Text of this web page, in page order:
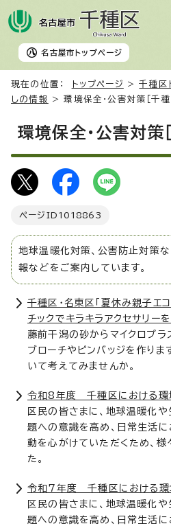
名古屋市 トップページ
現在の位置： トップページ >千種区
しの情報
> 環境保全・公害対策［千種
環境保全・公害対策［
ページID 1018863
地球温暖化対策、公害防止対策
報などをご案内しています。
千種区・名東区「夏休み親子エ
チックでキラキラアクセサリー
藤前干潟の砂からマイクロプラ
ブローチやピンバッジを作りま
いて考えてみませんか。
令和8年度 千種区における環
区民の皆さまに、地球温暖化
題への意識を高め、日常生活
動を心がけていただくため、
た。
令和7年度 千種区における環
区民の皆さまに、地球温暖化
題への意識を高め、日常生活